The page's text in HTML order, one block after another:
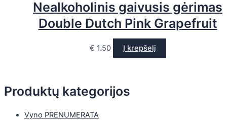
Produktų kategorijos
Vyno PRENUMERATA
Nealkoholinis gaivusis gėrimas
Double Dutch Pink Grapefruit
€ 1.50 Į krepšelį